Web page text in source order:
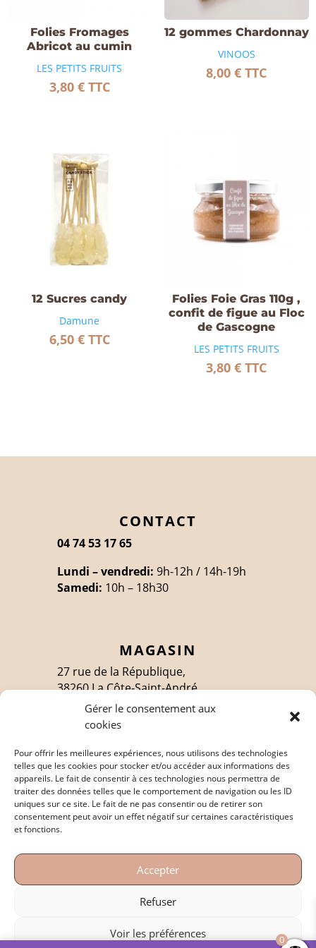
Gérer le consentement aux
cookies
Pour offrir les meilleures expériences, nous utilisons des technologies
telles que les cookies pour stocker et/ou accéder aux informations des
appareils. Le fait de consentir à ces technologies nous permettra de
traiter des données telles que le comportement de navigation ou les ID
uniques sur ce site. Le fait de ne pas consentir ou de retirer son
consentement peut avoir un effet négatif sur certaines caractéristiques
et fonctions.
Accepter
Refuser
Voir les préférences
Folies Fromages
Abricot au cumin
LES PETITS FRUITS
3,80 € TTC
12 gommes Chardonnay
VINOOS
8,00€ TTC
12 Sucres candy
Damune
6,50 € TTC
Folies Foie Gras 110g ,
confit de figue au Floc
de Gascogne
LES PETITS FRUITS
3,80€ TTC
CONTACT
04 74 53 17 65
Lundi – vendredi: 9h-12h / 14h-19h
Samedi: 10h – 18h30
MAGASIN
27 rue de la République,
38260 La Côte-Saint-André
SUIVEZ-MOI
EN SAVOIR PLUS
Mentions légales
Conditions générales de vente
0